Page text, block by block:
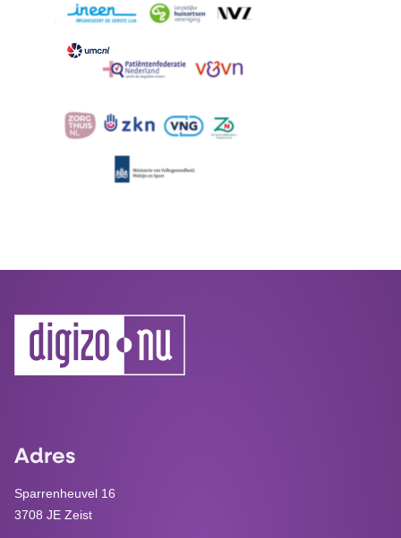
Adres
Sparrenheuvel 16
3708 JE Zeist